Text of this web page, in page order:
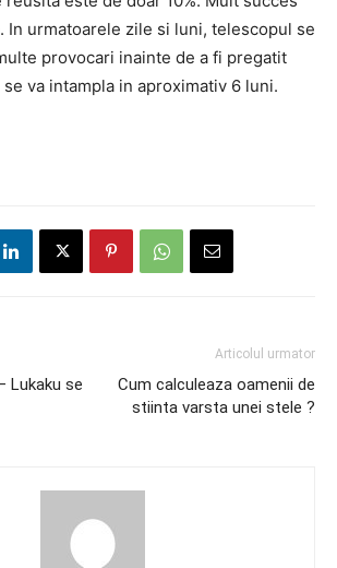
In urmatoarele zile si luni, telescopul se
provocari inainte de a fi pregatit
va intampla in aproximativ 6 luni.
Lukaku se
Articolul urmator
Cum calculeaza oamenii de
stiinta varsta unei stele ?